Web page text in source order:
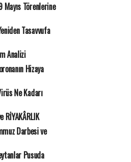
Mayıs Törenlerine
Tasavvufa
Analizi
Hizaya
Ne Kadarı
RİYAKÂRLIK
Darbesi ve
Pusuda